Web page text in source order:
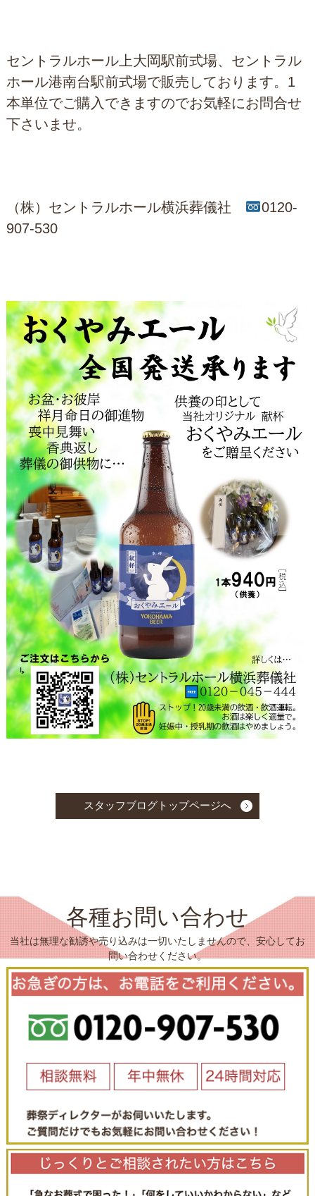
セントラルホール上大岡駅前式場、セントラル
ホール港南台駅前式場で販売しております。1
本単位でご購入できますのでお気軽にお問合せ
下さいませ。
（株）セントラルホール横浜葬儀社
0120-
907-530
スタッフブログトップページへ
各種お問い合わせ
当社は無理な勧誘や売り込みは一切いたしませんので、安心してお
問い合わせください。